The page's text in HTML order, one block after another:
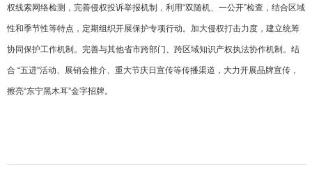
权线索网络检测，完善侵权投诉举报机制，利用“双随机、一公开”检查，结合区域
性和季节性等特点，定期组织开展保护专项行动。加大侵权打击力度，建立统筹
协同保护工作机制。完善与其他省市跨部门、跨区域知识产权执法协作机制。结
合 “五进”活动、展销会推介、重大节庆日宣传等传播渠道，大力开展品牌宣传，
擦亮“东宁黑木耳”金字招牌。